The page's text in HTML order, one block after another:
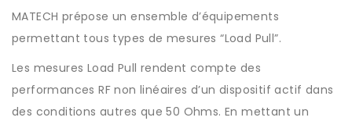
MATECH prépose un ensemble d’équipements
permettant tous types de mesures “Load Pull”.
Les mesures Load Pull rendent compte des
performances RF non linéaires d’un dispositif actif dans
des conditions autres que 50 Ohms. En mettant un